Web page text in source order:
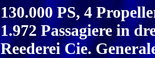
130.000 PS, 4
1.972 Passagiere in
Reederei Cie.